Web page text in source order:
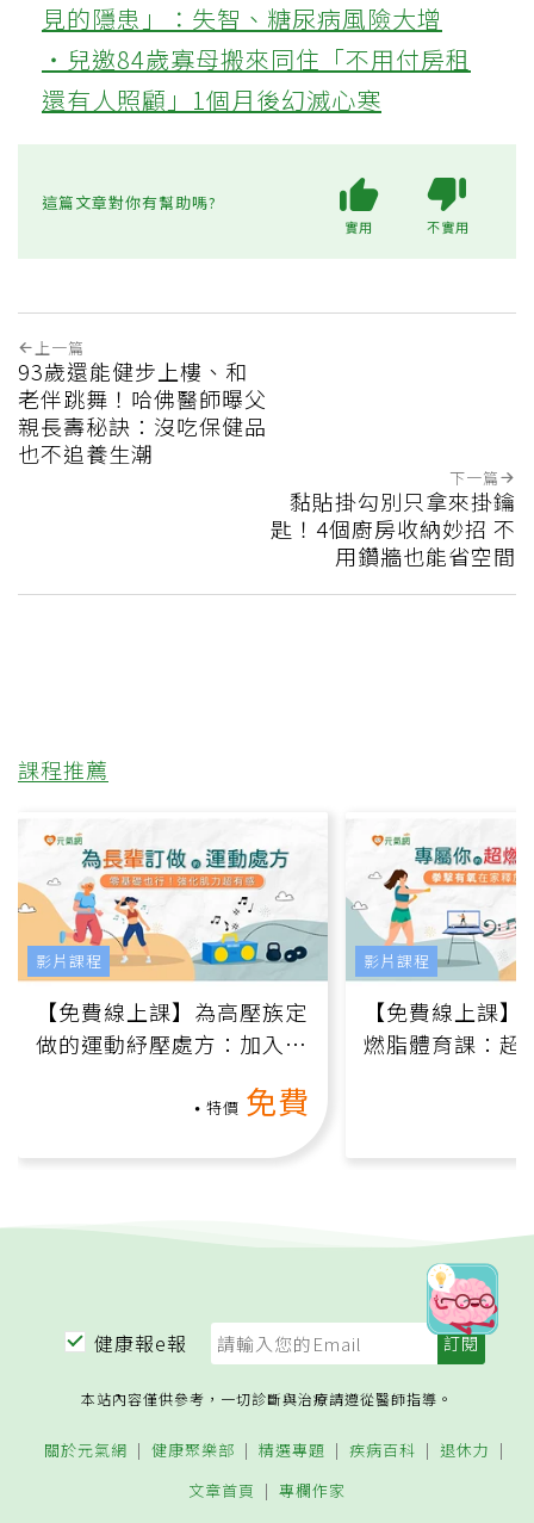
見的隱患」：失智、糖尿病風險大增
‧兒邀84歲寡母搬來同住「不用付房租
還有人照顧」1個月後幻滅心寒
這篇文章對你有幫助嗎?
實用 不實用
上一篇
93歲還能健步上樓、和
老伴跳舞！哈佛醫師曝父
親長壽秘訣：沒吃保健品
也不追養生潮
下一篇
黏貼掛勾別只拿來掛鑰
匙！4個廚房收納妙招 不
用鑽牆也能省空間
課程推薦
【免費線上課】為高壓族定
做的運動紓壓處方：加入行
特價 免費
影片課程
【免費線上課
燃脂體育課：超
影片課程
健康報e報
本站內容僅供參考，一切診斷與治療請遵從醫師指導。
關於元氣網 健康聚樂部 精選專題 疾病百科
退休力
文章首頁
專欄作家